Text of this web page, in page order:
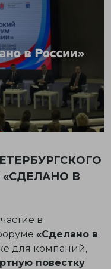
В
в
«Сделано в
для компаний,
повестку